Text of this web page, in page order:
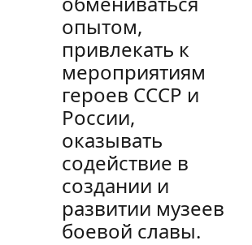
опытом,
привлекать к
мероприятиям
героев СССР и
России,
оказывать
содействие в
создании и
развитии музеев
боевой славы.